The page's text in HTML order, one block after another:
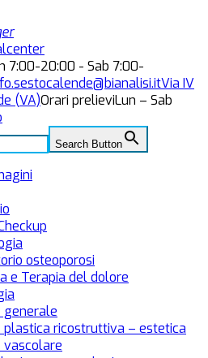
7:00-20:00 - Sab 7:00-
Via IV
(VA)Orari prelieviLun – Sab
Search Button
osteoporosi
e Terapia del dolore
generale
plastica ricostruttiva – estetica
vascolare